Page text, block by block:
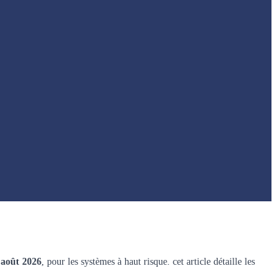
août 2026, pour les systèmes à haut risque. cet article détaille les